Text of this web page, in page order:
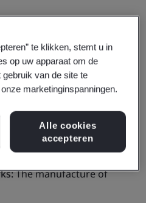
Ltd.
of motor actuators.
The manufacture of
te klikken, stemt u in
op uw apparaat om de
gebruik van de site te
marketinginspanningen.
Alle cookies
accepteren